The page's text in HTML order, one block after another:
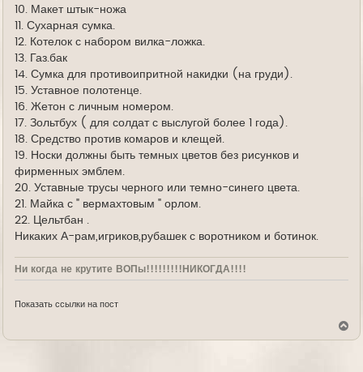
10. Макет штык-ножа
11. Сухарная сумка.
12. Котелок с набором вилка-ложка.
13. Газ.бак
14. Сумка для противоипритной накидки (на груди).
15. Уставное полотенце.
16. Жетон с личным номером.
17. Зольтбух ( для солдат с выслугой более 1 года).
18. Средство против комаров и клещей.
19. Носки должны быть темных цветов без рисунков и
фирменных эмблем.
20. Уставные трусы черного или темно-синего цвета.
21. Майка с " вермахтовым " орлом.
22. Цельтбан .
Никаких А-рам,игриков,рубашек с воротником и ботинок.
Ни когда не крутите ВОПы!!!!!!!!!НИКОГДА!!!!
Показать ссылки на пост